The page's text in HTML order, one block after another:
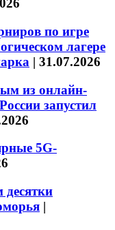
по игре
лагере
| 31.07.2026
из онлайн-
запустил
5G-
|